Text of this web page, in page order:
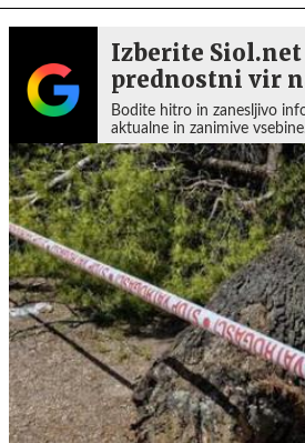
Izberite Siol.net
prednostni vir
Bodite hitro in zanesljivo
aktualne in zanimive